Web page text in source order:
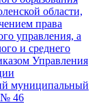
области,
права
управления, а
и среднего
Управления
муниципальный
№ 46